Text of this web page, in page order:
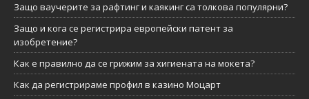
Защо ваучерите за рафтинг и каякинг са толкова популярни?
Защо и кога се регистрира европейски патент за
изобретение?
Как е правилно да се грижим за хигиената на мокета?
Как да регистрираме профил в казино Моцарт